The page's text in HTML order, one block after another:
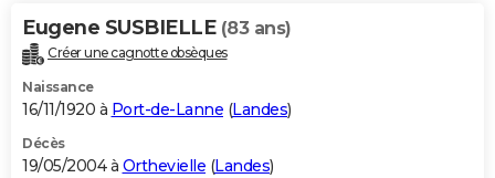
Eugene SUSBIELLE (83 ans)
Créer une cagnotte obsèques
Naissance
16/11/1920 à Port-de-Lanne (Landes)
Décès
19/05/2004 à Orthevielle (Landes)